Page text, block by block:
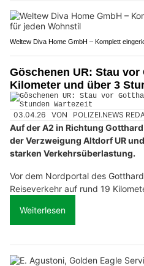
Weltew Diva Home GmbH – Komplett
Göschenen UR: Stau vor
Kilometer und über 3
03.04.26 VON POLIZEI.NEWS
Auf der A2 in Richtung
der Verzweigung Altdorf UR
starken Verkehrsüberlastung.
Vor dem Nordportal des
Reiseverkehr auf rund 19
Weiterlesen